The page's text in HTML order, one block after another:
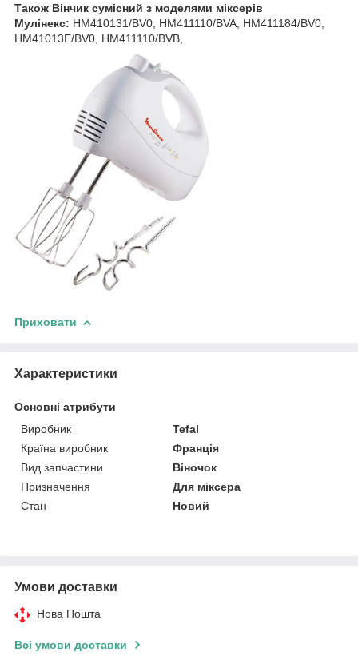
Також Вінчик сумісний з моделями міксерів
Мулінекс: HM410131/BV0, HM411110/BVA, HM411184/BV0,
HM41013E/BV0, HM411110/BVB,
Приховати
Характеристики
Основні атрибути
Виробник
Tefal
Країна виробник
Франція
Вид запчастини
Віночок
Призначення
Для міксера
Стан
Новий
Умови доставки
Нова Пошта
Всі умови доставки